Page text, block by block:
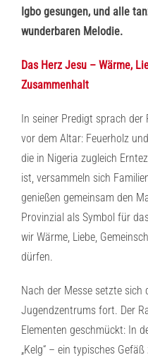
Igbo gesungen, und alle
wunderbaren Melodie.
Das Herz Jesu – Wärme,
Zusammenhalt
In seiner Predigt sprach
vor dem Altar: Feuerholz
die in Nigeria zugleich
ist, versammeln sich
genießen gemeinsam den
Provinzial als Symbol für
wir Wärme, Liebe,
dürfen.
Nach der Messe setzte
Jugendzentrums fort. Der
Elementen geschmückt: In
„Kelg“ – ein typisches